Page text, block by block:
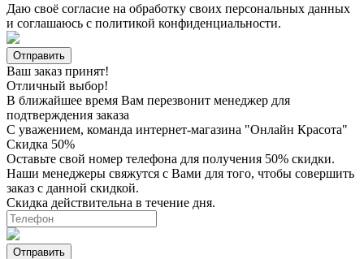
Даю своё согласие на обработку своих персональных данных
и соглашаюсь с политикой конфиденциальности.
Ваш заказ принят!
Отличный выбор!
В ближайшее время Вам перезвонит менеджер для
подтверждения заказа
С уважением, команда интернет-магазина "Онлайн Красота"
Скидка 50%
Оставьте свой номер телефона для получения 50% скидки.
Наши менеджеры свяжутся с Вами для того, чтобы совершить
заказ с данной скидкой.
Скидка действительна в течение дня.